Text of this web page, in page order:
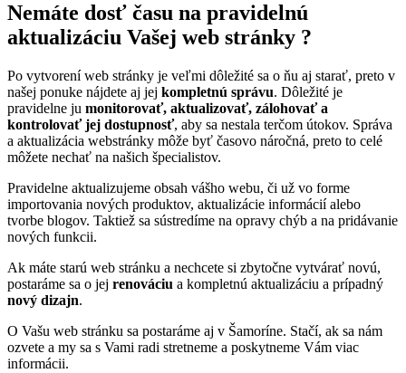
Nemáte dosť času na pravidelnú
aktualizáciu Vašej web stránky ?
Po vytvorení web stránky je veľmi dôležité sa o ňu aj starať, preto v
našej ponuke nájdete aj jej kompletnú správu. Dôležité je
pravidelne ju monitorovať, aktualizovať, zálohovať a
kontrolovať jej dostupnosť, aby sa nestala terčom útokov. Správa
a aktualizácia webstránky môže byť časovo náročná, preto to celé
môžete nechať na našich špecialistov.
Pravidelne aktualizujeme obsah vášho webu, či už vo forme
importovania nových produktov, aktualizácie informácií alebo
tvorbe blogov. Taktiež sa sústredíme na opravy chýb a na pridávanie
nových funkcii.
Ak máte starú web stránku a nechcete si zbytočne vytvárať novú,
postaráme sa o jej renováciu a kompletnú aktualizáciu a prípadný
nový dizajn.
O Vašu web stránku sa postaráme aj v Šamoríne. Stačí, ak sa nám
ozvete a my sa s Vami radi stretneme a poskytneme Vám viac
informácii.